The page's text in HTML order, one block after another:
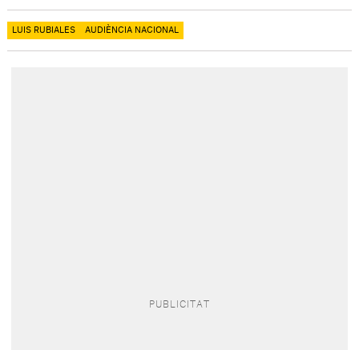
LUIS RUBIALES AUDIÈNCIA NACIONAL